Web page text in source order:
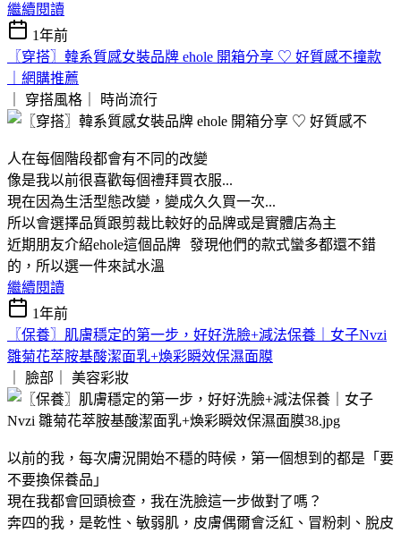
繼續閱讀
1年前
〖穿搭〗韓系質感女裝品牌 ehole 開箱分享 ♡ 好質感不撞款
｜網購推薦
｜ 穿搭風格｜
時尚流行
人在每個階段都會有不同的改變
像是我以前很喜歡每個禮拜買衣服...
現在因為生活型態改變，變成久久買一次...
所以會選擇品質跟剪裁比較好的品牌或是實體店為主
近期朋友介紹ehole這個品牌 發現他們的款式蠻多都還不錯
的，所以選一件來試水溫
繼續閱讀
1年前
〖保養〗肌膚穩定的第一步，好好洗臉+減法保養｜女子Nvzi
雛菊花萃胺基酸潔面乳+煥彩瞬效保濕面膜
｜ 臉部｜ 美容彩妝
以前的我，每次膚況開始不穩的時候，第一個想到的都是「要
不要換保養品」
現在我都會回頭檢查，我在洗臉這一步做對了嗎？
奔四的我，是乾性、敏弱肌，皮膚偶爾會泛紅、冒粉刺、脫皮